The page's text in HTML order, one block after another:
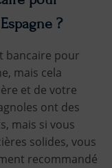
?
bancaire pour
mais cela
et de votre
ont des
mais si vous
solides, vous
recommandé